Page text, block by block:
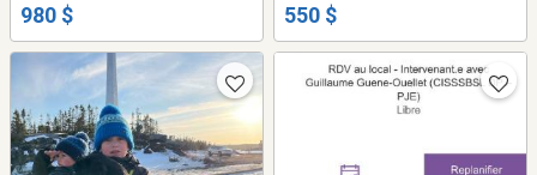
980 $ 550 $